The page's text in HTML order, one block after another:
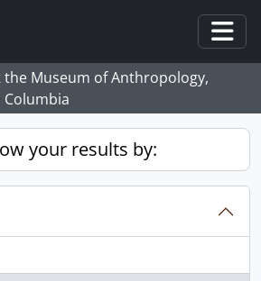
Museum of Anthropology,
your results by: